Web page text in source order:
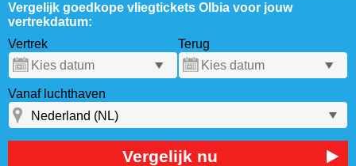
Vergelijk goedkope vliegtickets Olbia voor jouw
vertrekdatum:
Vertrek
Terug
Vanaf luchthaven
Vergelijk nu